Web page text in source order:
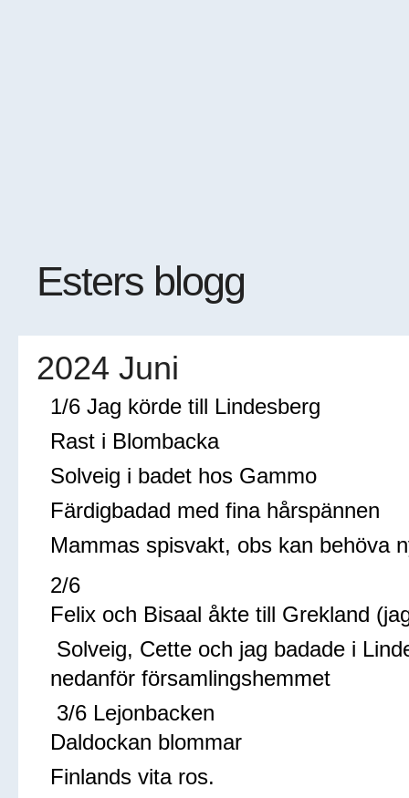
Esters blogg
2024 Juni
1/6 Jag körde till Lindesberg
Rast i Blombacka
Solveig i badet hos Gammo
Färdigbadad med fina hårspännen
Mammas spisvakt, obs kan behöva
2/6
Felix och Bisaal åkte till Grekland
Solveig, Cette och jag badade i
nedanför församlingshemmet
3/6 Lejonbacken
Daldockan blommar
Finlands vita ros.